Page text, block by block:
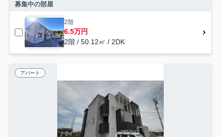
募集中の部屋
2階
6.5万円
2階 / 50.12㎡ / 2DK
アパート